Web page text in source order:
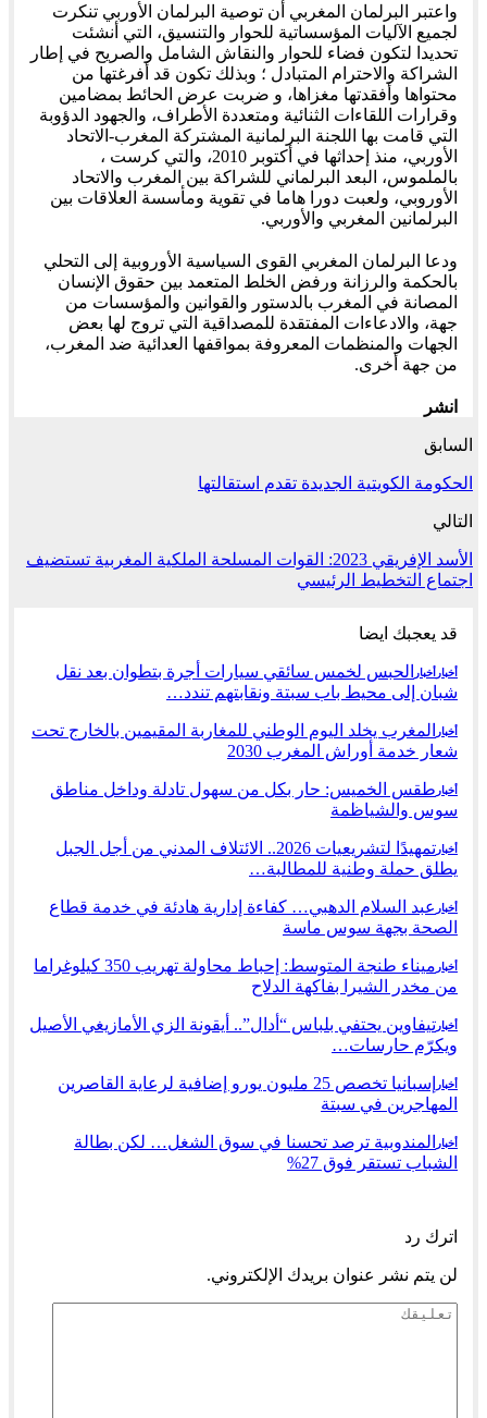
واعتبر البرلمان المغربي أن توصية البرلمان الأوربي تنكرت
لجميع الآليات المؤسساتية للحوار والتنسيق، التي أنشئت
تحديدا لتكون فضاء للحوار والنقاش الشامل والصريح في إطار
الشراكة والاحترام المتبادل ؛ وبذلك تكون قد أفرغتها من
محتواها وأفقدتها مغزاها، و ضربت عرض الحائط بمضامين
وقرارات اللقاءات الثنائية ومتعددة الأطراف، والجهود الدؤوبة
التي قامت بها اللجنة البرلمانية المشتركة المغرب-الاتحاد
الأوربي، منذ إحداثها في أكتوبر 2010، والتي كرست ،
بالملموس، البعد البرلماني للشراكة بين المغرب والاتحاد
الأوروبي، ولعبت دورا هاما في تقوية ومأسسة العلاقات بين
البرلمانين المغربي والأوربي.
ودعا البرلمان المغربي القوى السياسية الأوروبية إلى التحلي
بالحكمة والرزانة ورفض الخلط المتعمد بين حقوق الإنسان
المصانة في المغرب بالدستور والقوانين والمؤسسات من
جهة، والادعاءات المفتقدة للمصداقية التي تروج لها بعض
الجهات والمنظمات المعروفة بمواقفها العدائية ضد المغرب،
من جهة أخرى.
انشر
السابق
الحكومة الكويتية الجديدة تقدم استقالتها
التالي
الأسد الإفريقي 2023: القوات المسلحة الملكية المغربية تستضيف
اجتماع التخطيط الرئيسي
قد يعجبك ايضا
أخبار أخبار
الحبس لخمس سائقي سيارات أجرة بتطوان بعد نقل
شبان إلى محيط باب سبتة ونقابتهم تندد…
أخبار
المغرب يخلد اليوم الوطني للمغاربة المقيمين بالخارج تحت
شعار خدمة أوراش المغرب 2030
أخبار طقس الخميس: ﺣﺎﺭ بكل من سهول تادلة وداخل مناطق
سوس والشياظمة
أخبار
تمهيدًا لتشريعيات 2026.. الائتلاف المدني من أجل الجبل
يطلق حملة وطنية للمطالبة…
أخبار عبد السلام الدهبي… كفاءة إدارية هادئة في خدمة قطاع
الصحة بجهة سوس ماسة
أخبار
ميناء طنجة المتوسط: إحباط محاولة تهريب 350 كيلوغراما
من مخدر الشيرا بفاكهة الدلاح
أخبار تيفاوين يحتفي بلباس “أدال”.. أيقونة الزي الأمازيغي الأصيل
ويكرّم حارسات…
أخبار
إسبانيا تخصص 25 مليون يورو إضافية لرعاية القاصرين
المهاجرين في سبتة
أخبار
المندوبية ترصد تحسنا في سوق الشغل… لكن بطالة
الشباب تستقر فوق 27%
اترك رد
لن يتم نشر عنوان بريدك الإلكتروني.